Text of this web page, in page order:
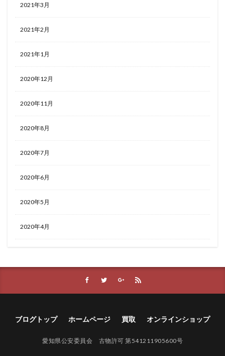
2021年3月
2021年2月
2021年1月
2020年12月
2020年11月
2020年8月
2020年7月
2020年6月
2020年5月
2020年4月
ブログトップ ホームページ 買取 オンラインショップ
愛知県公安委員会 古物許可 第541211905600号